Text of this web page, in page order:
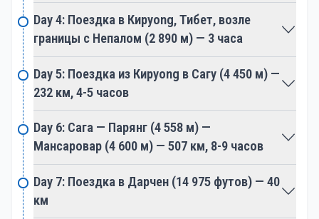
Кора: Священный обход вокруг горы Кайлаш
Прохождение коры вокруг горы Кайлаш — это
кульминация паломничества, трансформирующий
ритуал длиной примерно 52 километра.
Паломники, одетые в традиционную одежду,
отправляются в этот обход, каждый шаг которого
считается даром божеству. Суровый ландшафт с
широкими долинами и каменистыми тропами
символизирует жизненные испытания и духовный
рост.
Day 4: Поездка в Кируong, Тибет, возле
границы с Непалом (2 890 м) — 3 часа
Day 5: Поездка из Кируong в Сагу (4 450 м) —
232 км, 4-5 часов
Day 6: Сага — Парянг (4 558 м) —
Мансаровар (4 600 м) — 507 км, 8-9 часов
Day 7: Поездка в Дарчен (14 975 футов) — 40
км